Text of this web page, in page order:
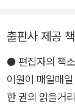
품상, 시로여는
출판사 제공
● 편집자의 책소개 난다의 시의적절, 그 열한번째 이
이원이 매일매
한 권의 읽을거리 난다의 ‘시의적절’ 그 열한번째로 이원 시인의